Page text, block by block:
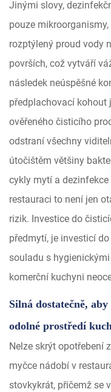
Jinými slovy,
pouze
rozptýlený proud vody
površích, což vytváří
následek neúspěšné
předplachovací kohout
ověřeného čisticího
odstraní všechny
útočištěm většiny
cykly mytí a
restauraci to není jen
rizik. Investice do
předmytí, je investicí
souladu s
komerční kuchyni
Silná dostatečně,
odolné prostředí
Nelze skrýt opotřebení
myčce nádobí v
stovkykrát, přičemž se